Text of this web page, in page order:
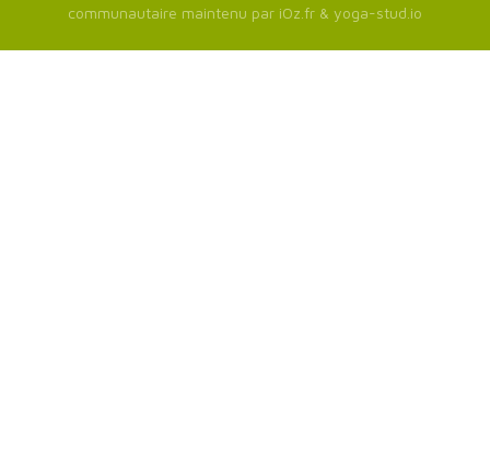
communautaire maintenu par iOz.fr & yoga-stud.io